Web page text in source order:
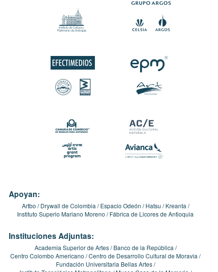
Apoyan:
Artbo Drywall de Colombia Espacio Odeón Hatsu
Kreanta
Instituto Superio Mariano Moreno
Fábrica de Licores de Antioquia
Instituciones Adjuntas:
Academia Superior de Artes
Banco de la República
Centro Colombo Americano Centro de Desarrollo Cultural de Moravia
Fundación Universitaria Bellas Artes